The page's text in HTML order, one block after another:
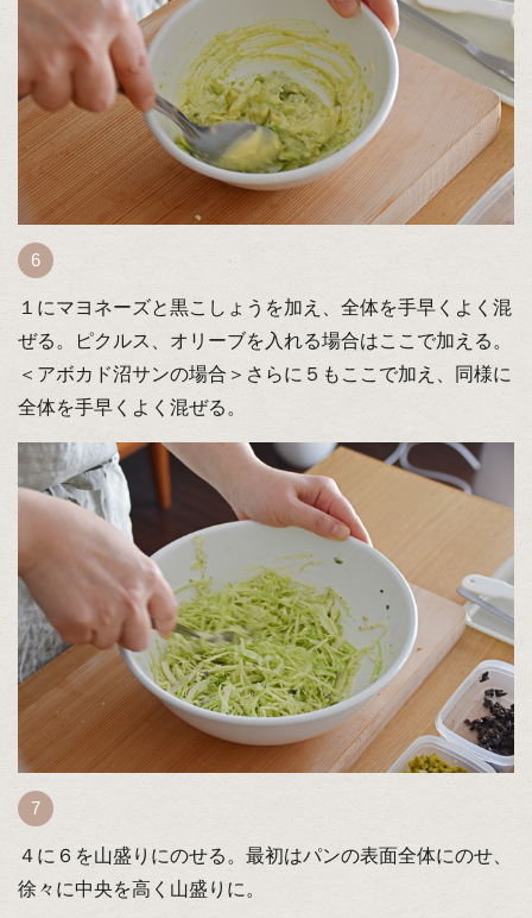
１にマヨネーズと黒こしょうを加え、全体を手早くよく混
ぜる。ピクルス、オリーブを入れる場合はここで加える。
＜アボカド沼サンの場合＞さらに５もここで加え、同様に
全体を手早くよく混ぜる。
４に６を山盛りにのせる。最初はパンの表面全体にのせ、
徐々に中央を高く山盛りに。